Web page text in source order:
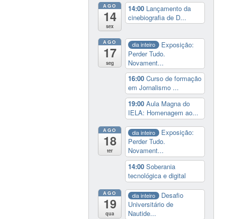
AGO
14
sex
14:00 Lançamento da
cinebiografia de D...
AGO
17
seg
dia inteiro
Exposição:
Perder Tudo.
Novament...
16:00Curso de formação
em Jornalismo ...
19:00Aula Magna do
IELA: Homenagem ao...
AGO
18
ter
dia inteiro
Exposição:
Perder Tudo.
Novament...
14:00Soberania
tecnológica e digital
AGO
19
qua
dia inteiro
Desafio
Universitário de
Nautide...